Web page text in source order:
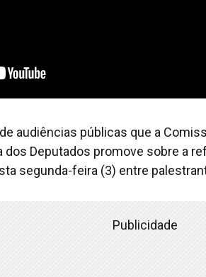
audiências públicas que a
dos Deputados promove sobre a
segunda-feira (3) entre
Publicidade